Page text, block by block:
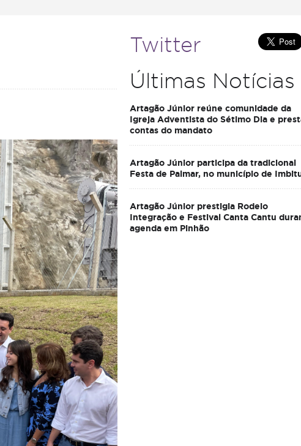
Twitter
Últimas Notícias
Artagão Júnior reúne comunidade da
Igreja Adventista do Sétimo Dia e
contas do mandato
Artagão Júnior participa da tradicional
Festa de Palmar, no município de
Artagão Júnior prestigia Rodeio
Integração e Festival Canta Cantu
agenda em Pinhão